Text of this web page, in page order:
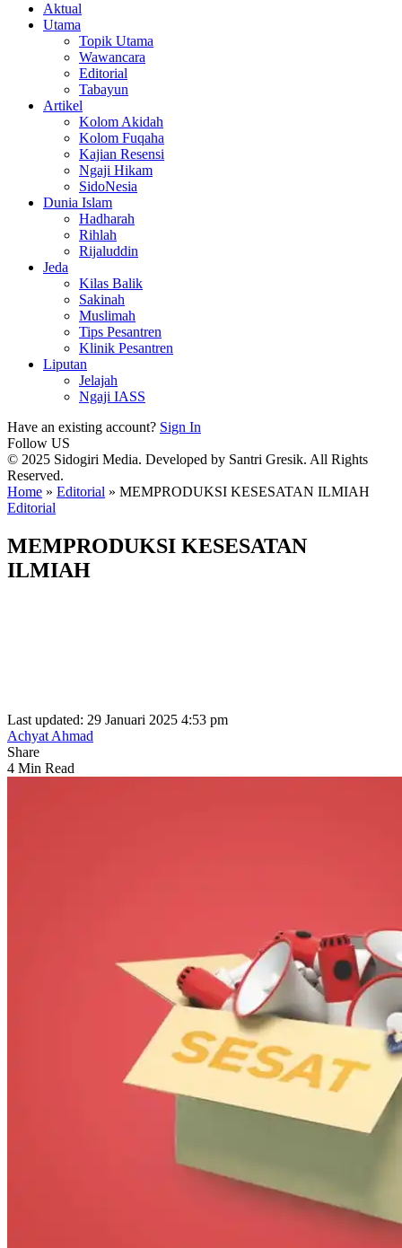
Aktual
Utama
Topik Utama
Wawancara
Editorial
Tabayun
Artikel
Kolom Akidah
Kolom Fuqaha
Kajian Resensi
Ngaji Hikam
SidoNesia
Dunia Islam
Hadharah
Rihlah
Rijaluddin
Jeda
Kilas Balik
Sakinah
Muslimah
Tips Pesantren
Klinik Pesantren
Liputan
Jelajah
Ngaji IASS
Have an existing account? Sign In
Follow US
© 2025 Sidogiri Media. Developed by Santri Gresik. All Rights
Reserved.
Home » Editorial » MEMPRODUKSI KESESATAN ILMIAH
Editorial
MEMPRODUKSI KESESATAN
ILMIAH
Last updated: 29 Januari 2025 4:53 pm
Achyat Ahmad
Share
4 Min Read